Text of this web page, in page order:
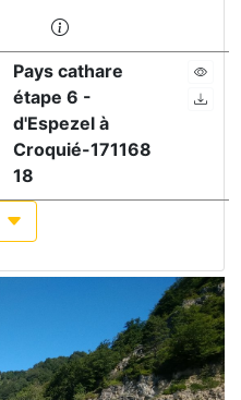
Pays cathare
étape 6 -
d'Espezel à
Croquié-171168
18